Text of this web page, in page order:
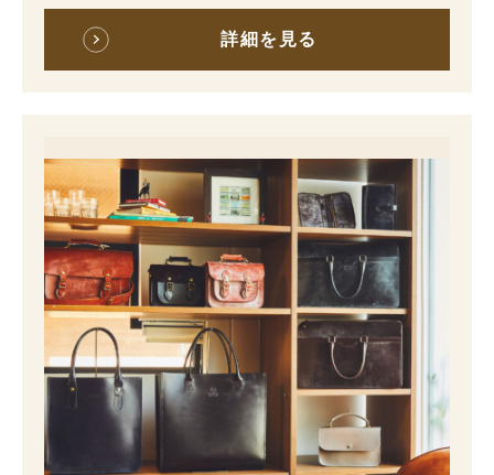
詳細を見る